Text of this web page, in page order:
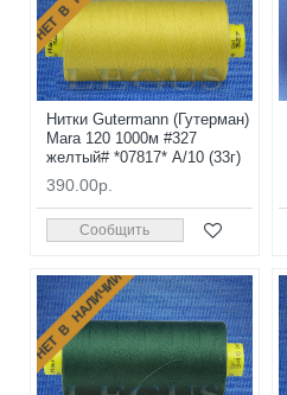
Нитки Gutermann (Гутерман)
Mara 120 1000м #327
желтый# *07817* A/10 (33г)
390.00р.
Сообщить
НЕТ В НАЛИЧИИ